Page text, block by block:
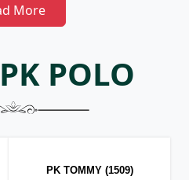
More
POLO
PK TOMMY (1509)